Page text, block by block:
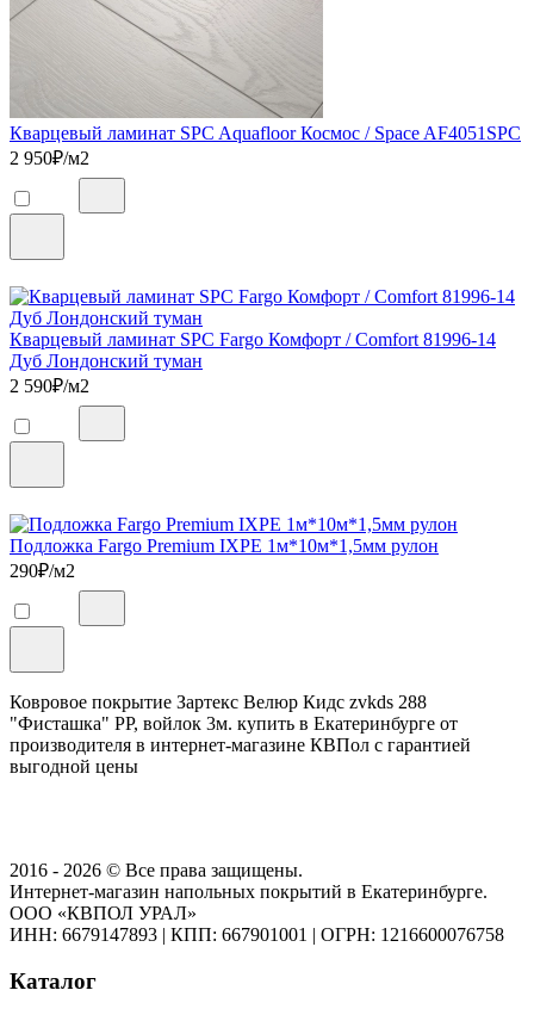
Кварцевый ламинат SPC Aquafloor Космос / Space AF4051SPC
2 950₽/м2
Кварцевый ламинат SPC Fargo Комфорт / Comfort 81996-14
Дуб Лондонский туман
2 590₽/м2
Подложка Fargo Premium IXPE 1м*10м*1,5мм рулон
290₽/м2
Ковровое покрытие Зартекс Велюр Кидс zvkds 288
"Фисташка" PP, войлок 3м. купить в Екатеринбурге от
производителя в интернет-магазине КВПол с гарантией
выгодной цены
2016 - 2026 © Все права защищены.
Интернет-магазин напольных покрытий в Екатеринбурге.
ООО «КВПОЛ УРАЛ»
ИНН: 6679147893 | КПП: 667901001 | ОГРН: 1216600076758
Каталог